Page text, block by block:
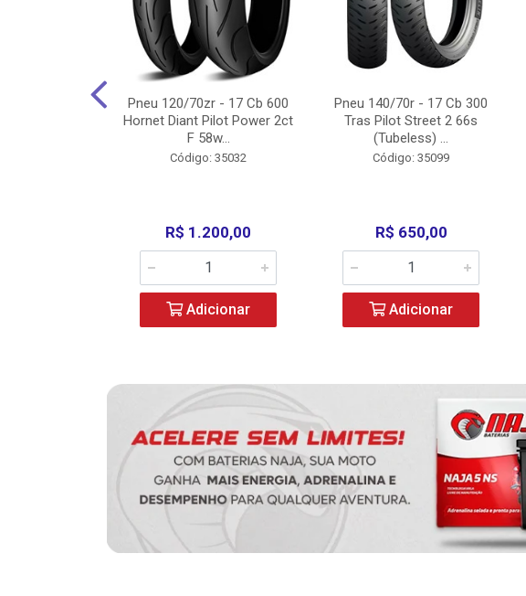
Pneu 120/70zr - 17 Cb 600
Hornet Diant Pilot Power 2ct
F 58w...
Código: 35032
R$ 1.200,00
Adicionar
Pneu 140/70r - 17 Cb 300
Tras Pilot Street 2 66s
(Tubeless) ...
Código: 35099
R$ 650,00
Adicionar